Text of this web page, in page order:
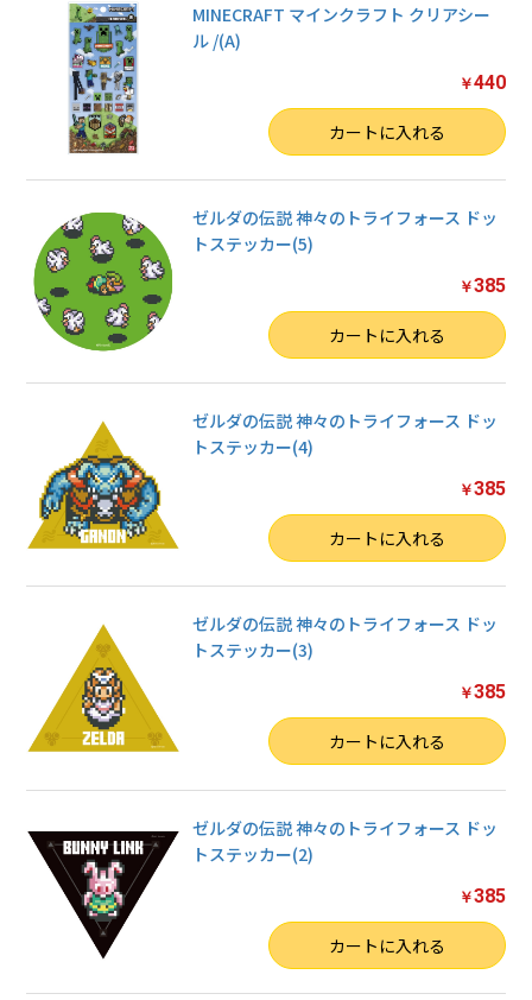
MINECRAFT マインクラフト クリアシー
ル /(A)
￥440
カートに入れる
ゼルダの伝説 神々のトライフォース ドッ
トステッカー(5)
￥385
カートに入れる
ゼルダの伝説 神々のトライフォース ドッ
トステッカー(4)
￥385
カートに入れる
ゼルダの伝説 神々のトライフォース ドッ
トステッカー(3)
￥385
カートに入れる
ゼルダの伝説 神々のトライフォース ドッ
トステッカー(2)
￥385
カートに入れる
お買い物を続ける
カートへ進む